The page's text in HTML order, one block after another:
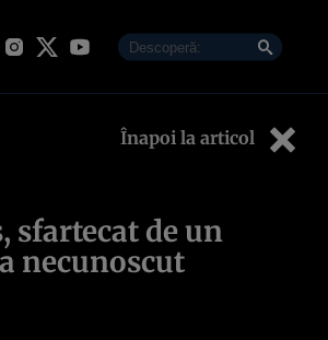
Înapoi la articol
sfartecat de un
necunoscut